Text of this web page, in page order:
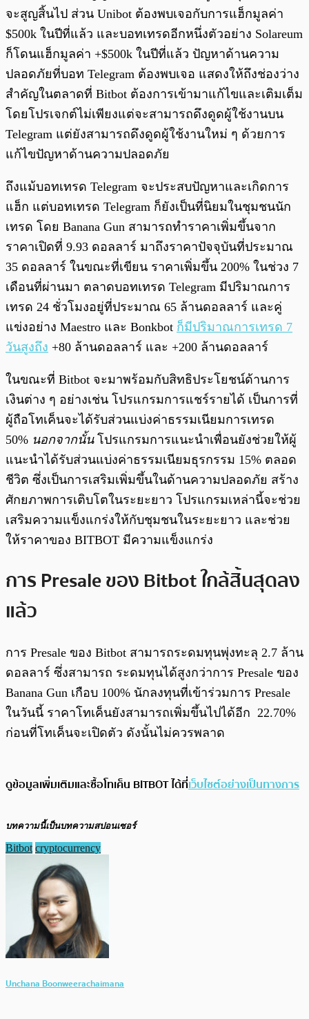
จะสูญสิ้นไป ส่วน Unibot ต้องพบเจอกับการแฮ็กมูลค่า
$500k ในปีที่แล้ว และบอทเทรดอีกหนึ่งตัวอย่าง Solareum
ก็โดนแฮ็กมูลค่า +$500k ในปีที่แล้ว ปัญหาด้านความ
ปลอดภัยที่บอท Telegram ต้องพบเจอ แสดงให้ถึงช่องว่าง
สำคัญในตลาดที่ Bitbot ต้องการเข้ามาแก้ไขและเติมเต็ม
โดยโปรเจกต์ไม่เพียงแต่จะสามารถดึงดูดผู้ใช้งานบน
Telegram แต่ยังสามารถดึงดูดผู้ใช้งานใหม่ ๆ ด้วยการ
แก้ไขปัญหาด้านความปลอดภัย
ถึงแม้บอทเทรด Telegram จะประสบปัญหาและเกิดการ
แฮ็ก แต่บอทเทรด Telegram ก็ยังเป็นที่นิยมในชุมชนนัก
เทรด โดย Banana Gun สามารถทำราคาเพิ่มขึ้นจาก
ราคาเปิดที่ 9.93 ดอลลาร์ มาถึงราคาปัจจุบันที่ประมาณ
35 ดอลลาร์ ในขณะที่เขียน ราคาเพิ่มขึ้น 200% ในช่วง 7
เดือนที่ผ่านมา ตลาดบอทเทรด Telegram มีปริมาณการ
เทรด 24 ชั่วโมงอยู่ที่ประมาณ 65 ล้านดอลลาร์ และคู่
แข่งอย่าง Maestro และ Bonkbot ก็มีปริมาณการเทรด 7
วันสูงถึง +80 ล้านดอลลาร์ และ +200 ล้านดอลลาร์
ในขณะที่ Bitbot จะมาพร้อมกับสิทธิประโยชน์ด้านการ
เงินต่าง ๆ อย่างเช่น โปรแกรมการแชร์รายได้ เป็นการที่
ผู้ถือโทเค็นจะได้รับส่วนแบ่งค่าธรรมเนียมการเทรด
50% นอกจากนั้น โปรแกรมการแนะนำเพื่อนยังช่วยให้ผู้
แนะนำได้รับส่วนแบ่งค่าธรรมเนียมธุรกรรม 15% ตลอด
ชีวิต ซึ่งเป็นการเสริมเพิ่มขึ้นในด้านความปลอดภัย สร้าง
ศักยภาพการเติบโตในระยะยาว โปรแกรมเหล่านี้จะช่วย
เสริมความแข็งแกร่งให้กับชุมชนในระยะยาว และช่วย
ให้ราคาของ BITBOT มีความแข็งแกร่ง
การ Presale ของ Bitbot ใกล้สิ้นสุดลง
แล้ว
การ Presale ของ Bitbot สามารถระดมทุนพุ่งทะลุ 2.7 ล้าน
ดอลลาร์ ซึ่งสามารถ ระดมทุนได้สูงกว่าการ Presale ของ
Banana Gun เกือบ 100% นักลงทุนที่เข้าร่วมการ Presale
ในวันนี้ ราคาโทเค็นยังสามารถเพิ่มขึ้นไปได้อีก 22.70%
ก่อนที่โทเค็นจะเปิดตัว ดังนั้นไม่ควรพลาด
ดูข้อมูลเพิ่มเติมและซื้อโทเค็น BITBOT ได้ที่เว็บไซต์อย่างเป็นทางการ
บทความนี้เป็นบทความสปอนเซอร์
Bitbot cryptocurrency
Unchana Boonweerachaimana